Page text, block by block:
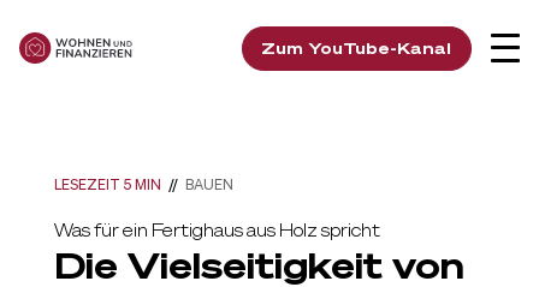
Zum YouTube-Kanal
LESEZEIT 5 MIN // BAUEN
Was für ein Fertighaus aus Holz spricht
Die Vielseitigkeit von